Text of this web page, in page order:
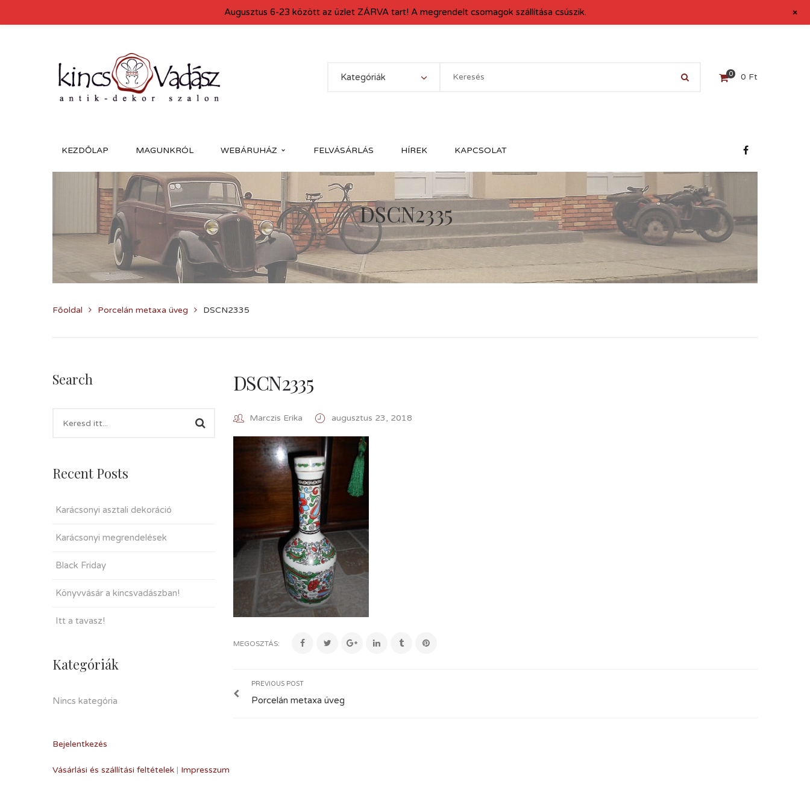
Kategóriák 0 0 Ft
KEZDŐLAP MAGUNKRÓL WEBÁRUHÁZ FELVÁSÁRLÁS HÍREK KAPCSOLAT
DSCN2335
Főoldal Porcelán metaxa üveg DSCN2335
Search
Recent Posts
Karácsonyi asztali dekoráció
Karácsonyi megrendelések
Black Friday
Könyvvásár a kincsvadászban!
Itt a tavasz!
Kategóriák
Nincs kategória
Bejelentkezés
DSCN2335
Marczis Erika augusztus 23, 2018
MEGOSZTÁS:
PREVIOUS POST
Porcelán metaxa üveg
Vásárlási és szállítási feltételek | Impresszum
Augusztus 6-23 között az üzlet ZÁRVA tart! A megrendelt csomagok szállítása csúszik. +